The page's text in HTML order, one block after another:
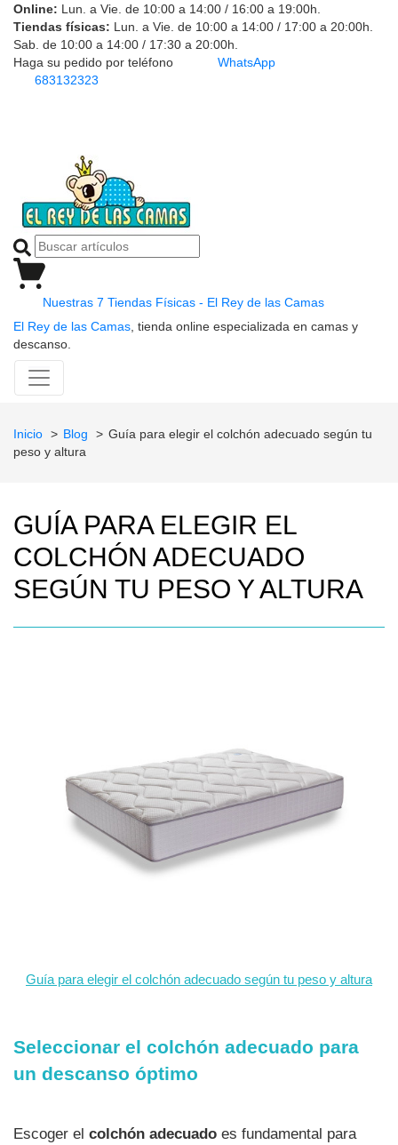
Online: Lun. a Vie. de 10:00 a 14:00 / 16:00 a 19:00h.
Tiendas físicas: Lun. a Vie. de 10:00 a 14:00 / 17:00 a 20:00h.
Sab. de 10:00 a 14:00 / 17:30 a 20:00h.
Haga su pedido por teléfono
683132323
WhatsApp
Nuestras 7 Tiendas Físicas - El Rey de las Camas
El Rey de las Camas , tienda online especializada en camas y
descanso.
Inicio Blog
Guía para elegir el colchón adecuado según tu
peso y altura
GUÍA PARA ELEGIR EL
COLCHÓN ADECUADO
SEGÚN TU PESO Y ALTURA
Guía para elegir el colchón adecuado según tu peso y altura
Seleccionar el colchón adecuado para
un descanso óptimo
Escoger el colchón adecuado es fundamental para